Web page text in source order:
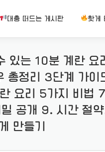
대충 떠드는 게시판 핫게
있는 10분 계란 요
총정리 3단계 가이
요리 5가지 비
공개 9. 시간 절약
만들기